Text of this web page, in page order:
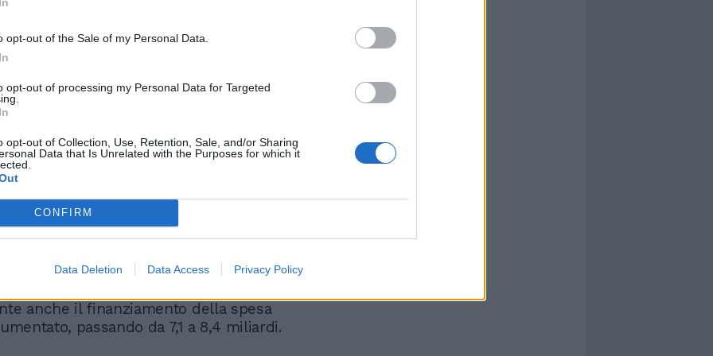
opt-out of the Sale of my Personal Data.
opt-out of processing my Personal Data for Targeted
opt-out of Collection, Use, Retention, Sale, and/or Sharing
Data that Is Unrelated with the Purposes for which it
CONFIRM
Data Deletion Data Access Privacy Policy
un incremento dell’1% rispetto al 2022.
dei pagamenti
riguarda la percentuale di
oltre i termini di legge, che resta
nel 2023 sono stati il 24%.
la spesa sanitaria è aumentata fra il
La Puglia è passata da 7 a 8,5 miliardi,
anche il finanziamento della spesa
passando da 7,1 a 8,4 miliardi.